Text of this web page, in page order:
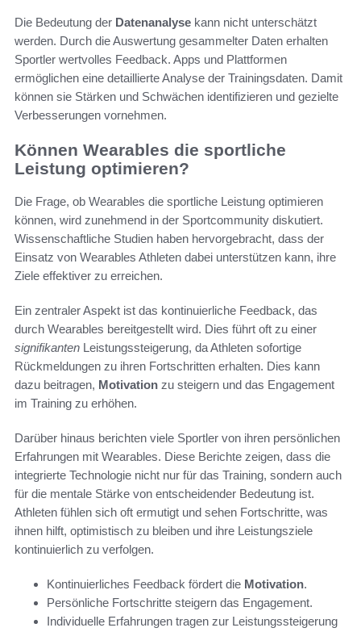
Die Bedeutung der Datenanalyse kann nicht unterschätzt
werden. Durch die Auswertung gesammelter Daten erhalten
Sportler wertvolles Feedback. Apps und Plattformen
ermöglichen eine detaillierte Analyse der Trainingsdaten. Damit
können sie Stärken und Schwächen identifizieren und gezielte
Verbesserungen vornehmen.
Können Wearables die sportliche
Leistung optimieren?
Die Frage, ob Wearables die sportliche Leistung optimieren
können, wird zunehmend in der Sportcommunity diskutiert.
Wissenschaftliche Studien haben hervorgebracht, dass der
Einsatz von Wearables Athleten dabei unterstützen kann, ihre
Ziele effektiver zu erreichen.
Ein zentraler Aspekt ist das kontinuierliche Feedback, das
durch Wearables bereitgestellt wird. Dies führt oft zu einer
signifikanten Leistungssteigerung, da Athleten sofortige
Rückmeldungen zu ihren Fortschritten erhalten. Dies kann
dazu beitragen, Motivation zu steigern und das Engagement
im Training zu erhöhen.
Darüber hinaus berichten viele Sportler von ihren persönlichen
Erfahrungen mit Wearables. Diese Berichte zeigen, dass die
integrierte Technologie nicht nur für das Training, sondern auch
für die mentale Stärke von entscheidender Bedeutung ist.
Athleten fühlen sich oft ermutigt und sehen Fortschritte, was
ihnen hilft, optimistisch zu bleiben und ihre Leistungsziele
kontinuierlich zu verfolgen.
Kontinuierliches Feedback fördert die Motivation.
Persönliche Fortschritte steigern das Engagement.
Individuelle Erfahrungen tragen zur Leistungssteigerung